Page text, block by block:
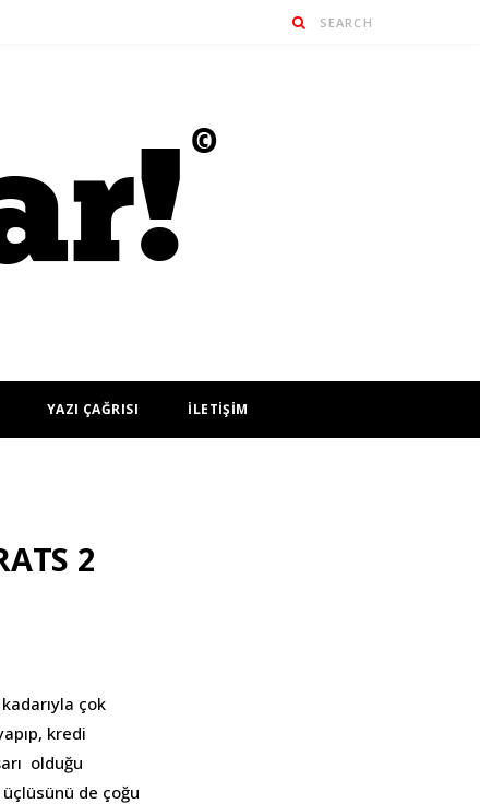
YAZI ÇAĞRISI İLETİŞİM
2
çok
kredi
olduğu
üçlüsünü de çoğu